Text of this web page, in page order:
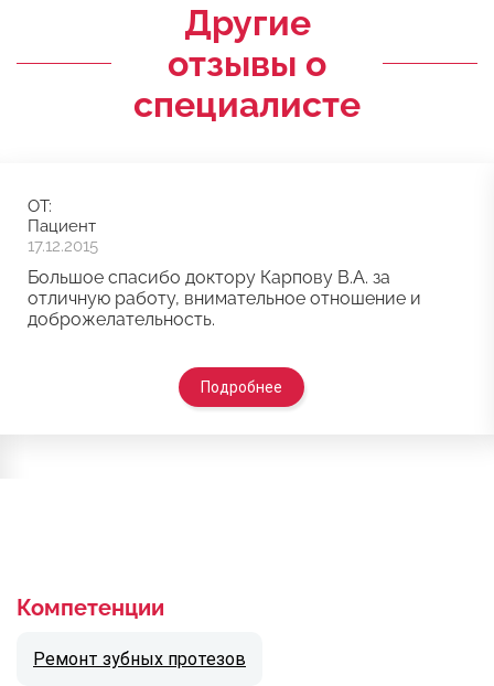
Другие
отзывы о
специалисте
ОТ:
Пациент
17.12.2015
Большое спасибо доктору Карпову В.А. за
отличную работу, внимательное отношение и
доброжелательность.
Подробнее
Компетенции
Ремонт зубных протезов